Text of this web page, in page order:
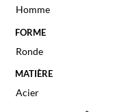
Homme
FORME
Ronde
MATIÈRE
Acier